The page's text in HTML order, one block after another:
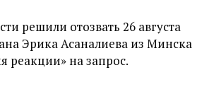
решили отозвать 26 августа
Эрика Асаналиева из Минска
реакции» на запрос.